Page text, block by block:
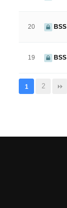
20 BSS
19 BSS
1 2